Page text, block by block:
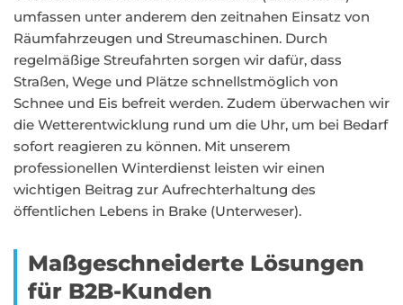
umfassen unter anderem den zeitnahen Einsatz von
Räumfahrzeugen und Streumaschinen. Durch
regelmäßige Streufahrten sorgen wir dafür, dass
Straßen, Wege und Plätze schnellstmöglich von
Schnee und Eis befreit werden. Zudem überwachen wir
die Wetterentwicklung rund um die Uhr, um bei Bedarf
sofort reagieren zu können. Mit unserem
professionellen Winterdienst leisten wir einen
wichtigen Beitrag zur Aufrechterhaltung des
öffentlichen Lebens in Brake (Unterweser).
Maßgeschneiderte Lösungen
für B2B-Kunden